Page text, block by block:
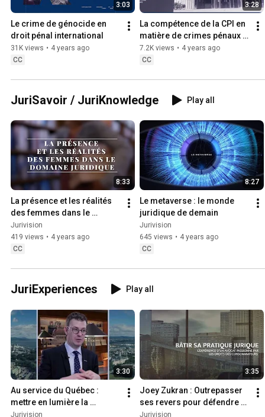
3:03
Le crime de génocide en
droit pénal international
31K views • 4 years ago
CC
3:28
La compétence de la CPI en
matière de crimes pénaux
internationaux
7.2K views • 4 years ago
CC
JuriSavoir / JuriKnowledge Play all
8:33
La présence et les réalités
des femmes dans le
domaine juridique
Jurivision
419 views • 4 years ago
CC
8:27
Le metaverse : le monde
juridique de demain
Jurivision
645 views • 4 years ago
CC
JuriExperiences Play all
3:30
Au service du Québec :
mettre en lumière la
pratique des juristes de
Jurivision
3:35
Joey Zukran : Outrepasser
ses revers pour défendre
les droits des
Jurivision